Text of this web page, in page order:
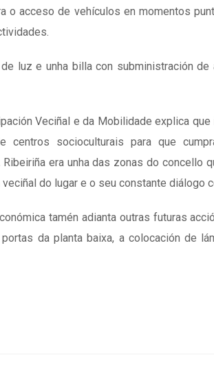
o acceso de vehículos en momentos
luz e unha billa con subministración
Veciñal e da Mobilidade explica
centros socioculturais para que
Ribeiriña era unha das zonas do concello
do lugar e o seu constante diálogo
tamén adianta outras futuras
da planta baixa, a colocación de